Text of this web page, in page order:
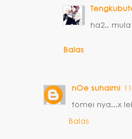
ha2..
Balas
nOe suhaimi
tomei nya...x
Balas